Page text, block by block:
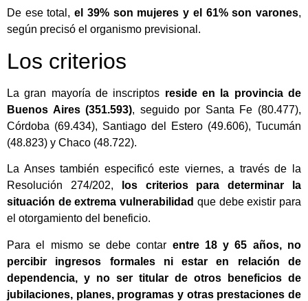
De ese total,el 39% son mujeres y el 61% son varones,
según precisó el organismo previsional.
Los criterios
La gran mayoría de inscriptos reside en la provincia de
Buenos Aires (351.593), seguido por Santa Fe (80.477),
Córdoba (69.434), Santiago del Estero (49.606), Tucumán
(48.823) y Chaco (48.722).
La Anses también especificó este viernes, a través de la
Resolución 274/202,
los criterios para determinar la
situación de extrema vulnerabilidad que debe existir para
el otorgamiento del beneficio.
Para el mismo se debe contar entre 18 y 65 años, no
percibir ingresos formales ni estar en relación de
dependencia, y no ser titular de otros beneficios de
jubilaciones, planes, programas y otras prestaciones de